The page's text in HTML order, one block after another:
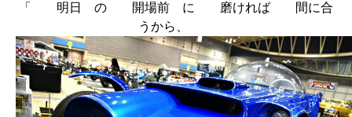
「 明日 の 開場前 に 磨ければ 間に合
うから、